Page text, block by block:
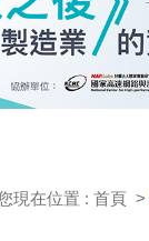
現在位置 : 首頁 >